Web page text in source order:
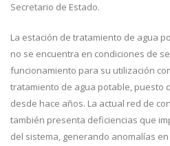
Secretario de Estado.
La estación de tratamiento de agua
no se encuentra en condiciones de
funcionamiento para su utilización
tratamiento de agua potable, puesto
desde hace años. La actual red de
también presenta deficiencias que
del sistema, generando anomalías